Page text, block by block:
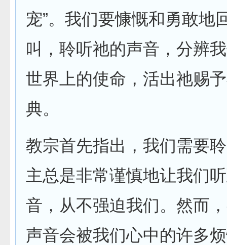
宠”。我们要慷慨和勇敢地
叫，聆听祂的声音，分辨
世界上的使命，活出祂赐
典。
教宗首先指出，我们需要
主总是非常谨慎地让我们
音，从不强迫我们。然而
声音会被我们心中的许多